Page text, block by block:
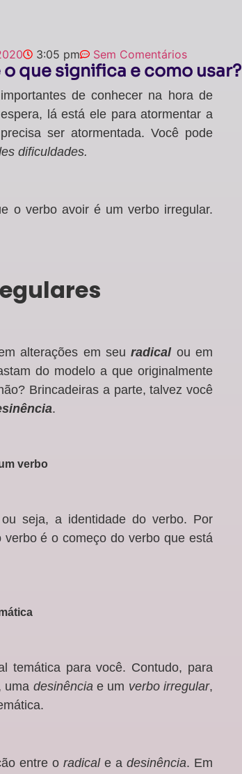
3:05 pm Sem Comentários
que significa e como usar?
de conhecer na hora de
lá está ele para atormentar a
ser atormentada. Você pode
dificuldades.
o verbo avoir é um verbo irregular.
alterações em seuradical ou em
do modelo a que originalmente
Brincadeiras a parte, talvez você
.
verbo
seja, a identidade do verbo. Por
é o começo do verbo que está
temática para você. Contudo, para
uma desinênciae um verbo irregular,
entre oradicale adesinência. Em